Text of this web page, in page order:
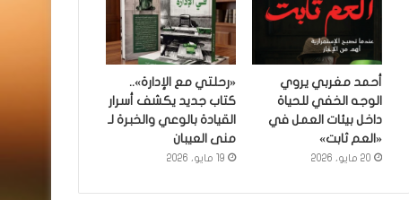
أحمد مغربي يروي
الوجه الخفي للحياة
داخل بيئات العمل في
«العم ثابت»
20 مايو، 2026
«رحلتي مع الإدارة»..
كتاب جديد يكشف أسرار
القيادة بالوعي والخبرة لـ
منى العيبان
19 مايو، 2026